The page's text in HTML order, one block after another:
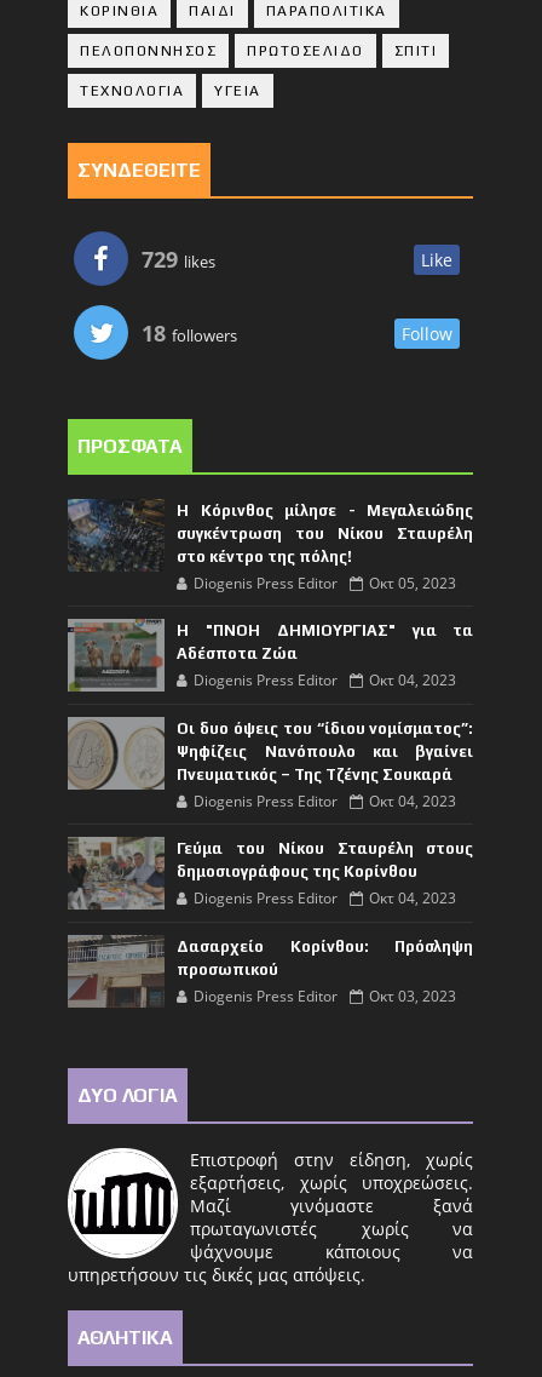
ΚΟΡΙΝΘΙA ΠΑΙΔΙ ΠΑΡΑΠΟΛΙΤΙΚΑ
ΠΕΛΟΠΟΝΝΗΣΟΣ ΠΡΩΤΟΣΕΛΙΔΟ ΣΠΙΤΙ
ΤΕΧΝΟΛΟΓΙΑ ΥΓΕΙΑ
ΣΥΝΔΕΘΕΙΤΕ
729 likes Like
18 followers Follow
ΠΡΟΣΦΑΤΑ
Η Κόρινθος μίλησε - Μεγαλειώδης
συγκέντρωση του Νίκου Σταυρέλη
στο κέντρο της πόλης!
Diogenis Press Editor Οκτ 05, 2023
Η "ΠΝΟΗ ΔΗΜΙΟΥΡΓΙΑΣ" για τα
Αδέσποτα Ζώα
Diogenis Press Editor Οκτ 04, 2023
Οι δυο όψεις του “ίδιου νομίσματος”:
Ψηφίζεις Νανόπουλο και βγαίνει
Πνευματικός – Της Τζένης Σουκαρά
Diogenis Press Editor Οκτ 04, 2023
Γεύμα του Νίκου Σταυρέλη στους
δημοσιογράφους της Κορίνθου
Diogenis Press Editor Οκτ 04, 2023
Δασαρχείο Κορίνθου: Πρόσληψη
προσωπικού
Diogenis Press Editor Οκτ 03, 2023
ΔΥΟ ΛΟΓΙΑ
Επιστροφή στην είδηση, χωρίς
εξαρτήσεις, χωρίς υποχρεώσεις.
Μαζί γινόμαστε ξανά
πρωταγωνιστές χωρίς να
ψάχνουμε κάποιους να
υπηρετήσουν τις δικές μας απόψεις.
ΑΘΛΗΤΙΚΑ